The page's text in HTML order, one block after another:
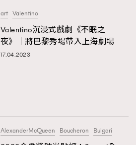
art Valentino
Valentino沉浸式戲劇《不眠之
夜》｜將巴黎秀場帶入上海劇場
17.04.2023
AlexanderMcQueen Boucheron Bulgari